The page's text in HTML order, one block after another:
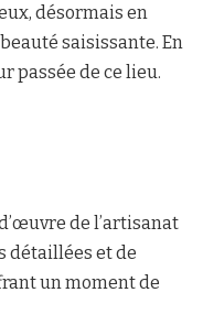
désormais en
saisissante. En
passée de ce lieu.
de l’artisanat
détaillées et de
un moment de